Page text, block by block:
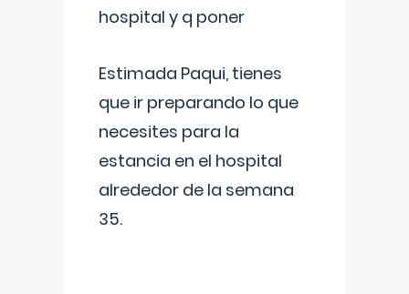
hospital y q poner
Estimada Paqui, tienes
que ir preparando lo que
necesites para la
estancia en el hospital
alrededor de la semana
35.